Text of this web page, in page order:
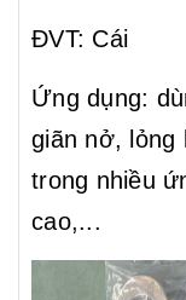
ĐVT: Cái
Ứng dụng:
giãn nở, lỏng
trong nhiều
cao,...